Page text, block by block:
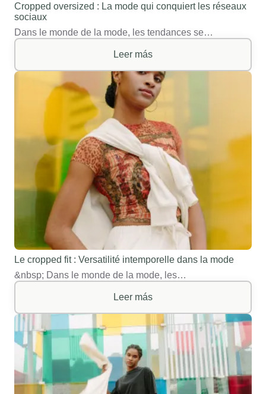
Cropped oversized : La mode qui conquiert les réseaux
sociaux
Dans le monde de la mode, les tendances se…
Leer más
Le cropped fit : Versatilité intemporelle dans la mode
&nbsp; Dans le monde de la mode, les…
Leer más